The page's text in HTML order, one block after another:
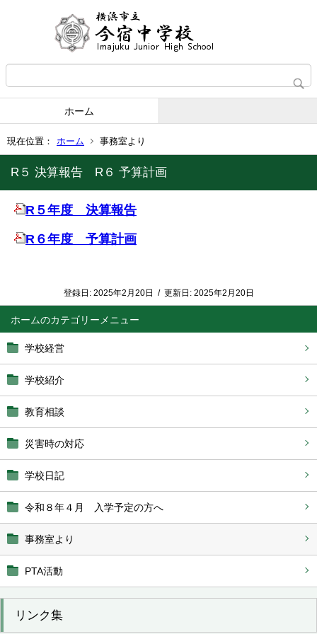
ホーム
現在位置： ホーム 事務室より
ホーム
学校経営
学校紹介
教育相談
災害時の対応
学校日記
令和８年４月 入学予定の方へ
事務室より
PTA活動
リンク集
R５ 決算報告 R６ 予算計画
R５年度 決算報告
R６年度 予算計画
登録日: 2025年2月20日 / 更新日: 2025年2月20日